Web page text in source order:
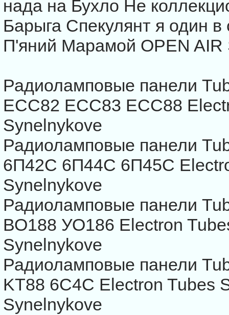
нада на Бухло Не
Барыга Спекулянт я один в
П'яний Марамой OPEN AIR
Радиоламповые панели
ECC82 ECC83 ECC88
Synelnykove
Радиоламповые панели
6П42С 6П44С 6П45С
Synelnykove
Радиоламповые панели
ВО188 УО186 Electron
Synelnykove
Радиоламповые панели
KT88 6С4С Electron Tubes
Synelnykove